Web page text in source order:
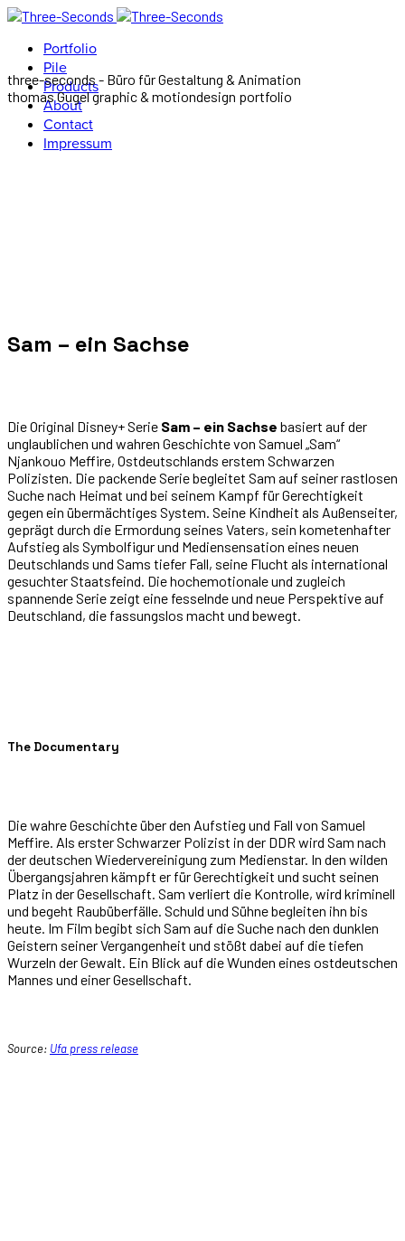
Portfolio
Pile
Products
About
Contact
Impressum
three-seconds - Büro für Gestaltung & Animation
thomas Gugel graphic & motiondesign portfolio
Sam – ein Sachse
Die Original Disney+ Serie Sam – ein Sachse basiert auf der
unglaublichen und wahren Geschichte von Samuel „Sam“
Njankouo Meffire, Ostdeutschlands erstem Schwarzen
Polizisten. Die packende Serie begleitet Sam auf seiner rastlosen
Suche nach Heimat und bei seinem Kampf für Gerechtigkeit
gegen ein übermächtiges System. Seine Kindheit als Außenseiter,
geprägt durch die Ermordung seines Vaters, sein kometenhafter
Aufstieg als Symbolfigur und Mediensensation eines neuen
Deutschlands und Sams tiefer Fall, seine Flucht als international
gesuchter Staatsfeind. Die hochemotionale und zugleich
spannende Serie zeigt eine fesselnde und neue Perspektive auf
Deutschland, die fassungslos macht und bewegt.
The Documentary
Die wahre Geschichte über den Aufstieg und Fall von Samuel
Meffire. Als erster Schwarzer Polizist in der DDR wird Sam nach
der deutschen Wiedervereinigung zum Medienstar. In den wilden
Übergangsjahren kämpft er für Gerechtigkeit und sucht seinen
Platz in der Gesellschaft. Sam verliert die Kontrolle, wird kriminell
und begeht Raubüberfälle. Schuld und Sühne begleiten ihn bis
heute. Im Film begibt sich Sam auf die Suche nach den dunklen
Geistern seiner Vergangenheit und stößt dabei auf die tiefen
Wurzeln der Gewalt. Ein Blick auf die Wunden eines ostdeutschen
Mannes und einer Gesellschaft.
Source: Ufa press release